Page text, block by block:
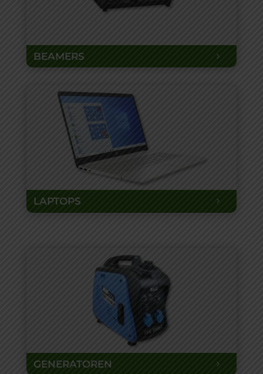
BEAMERS
LAPTOPS
GENERATOREN